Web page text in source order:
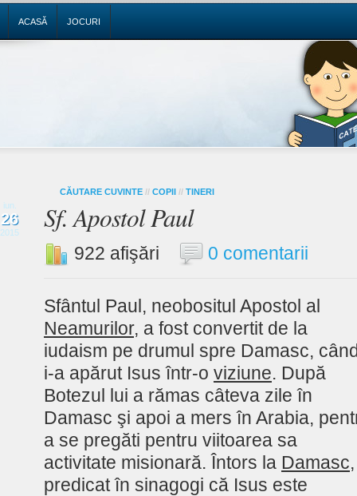
ACASĂ JOCURI
iun.
26
2015
CĂUTARE CUVINTE // COPII // TINERI
Sf. Apostol Paul
922 afişări 0 comentarii
Sfântul Paul, neobositul Apostol al
Neamurilor, a fost convertit de la
iudaism pe drumul spre Damasc,
i-a apărut Isus într-o viziune. După
Botezul lui a rămas câteva zile în
Damasc şi apoi a mers în Arabia,
a se pregăti pentru viitoarea sa
activitate misionară. Întors la Damasc
predicat în sinagogi că Isus este